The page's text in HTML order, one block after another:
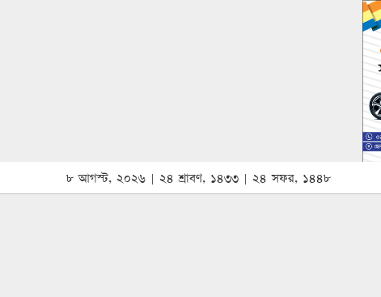
৮ আগস্ট, ২০২৬ | ২৪ শ্রাবণ, ১৪৩৩ | ২৪ সফর, ১৪৪৮